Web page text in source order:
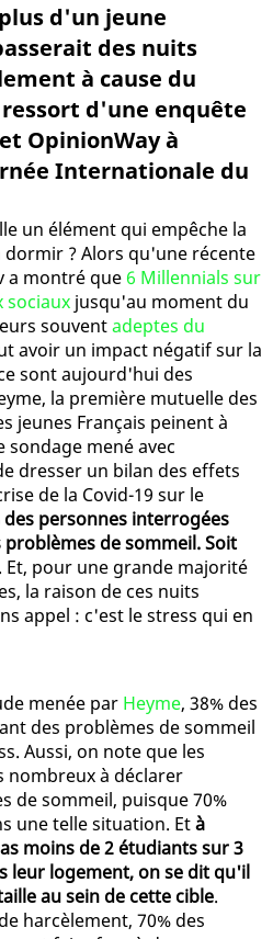
d'un jeune
des nuits
à cause du
d'une enquête
OpinionWay à
Internationale du
un élément qui empêche la
? Alors qu'une récente
a montré que 6 Millennials sur
sociaux jusqu'au moment du
souventadeptes du
avoir un impact négatif sur la
sont aujourd'hui des
la première mutuelle des
jeunes Français peinent à
sondage mené avec
dresser un bilan des effets
de la Covid-19 sur le
des personnes interrogées
de sommeil. Soit
Et, pour une grande majorité
la raison de ces nuits
appel : c'est le stress qui en
menée par Heyme, 38% des
des problèmes de sommeil
Aussi, on note que les
nombreux à déclarer
de sommeil, puisque 70%
une telle situation. Età
moins de 2 étudiants sur 3
leur logement, on se dit qu'il
au sein de cette cible.
harcèlement, 70% des